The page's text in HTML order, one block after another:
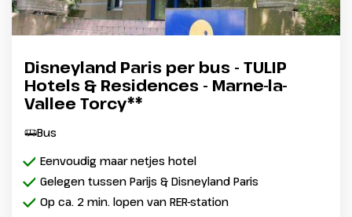
Disneyland Paris per bus - TULIP
Hotels & Residences - Marne-la-
Vallee Torcy**
Bus
Eenvoudig maar netjes hotel
Gelegen tussen Parijs & Disneyland Paris
Op ca. 2 min. lopen van RER-station